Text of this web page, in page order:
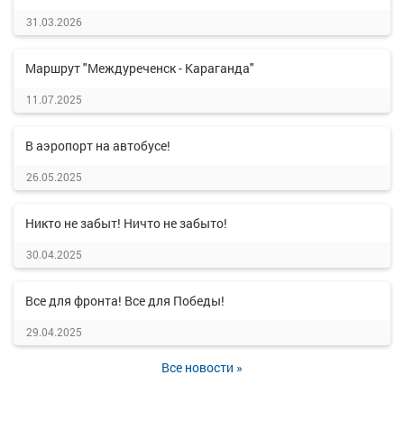
31.03.2026
Маршрут "Междуреченск - Караганда"
11.07.2025
В аэропорт на автобусе!
26.05.2025
Никто не забыт! Ничто не забыто!
30.04.2025
Все для фронта! Все для Победы!
29.04.2025
Все новости »